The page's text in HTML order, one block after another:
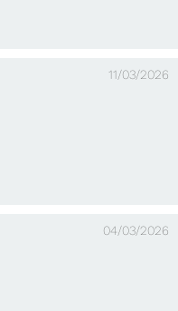
11/03/2026
04/03/2026